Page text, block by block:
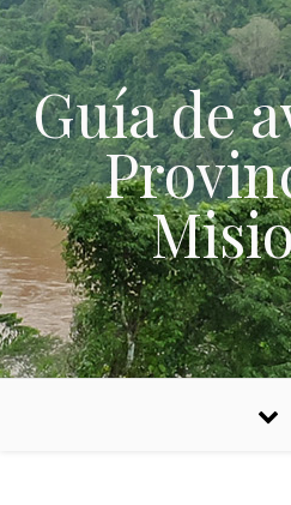
Skip to content
Guía de